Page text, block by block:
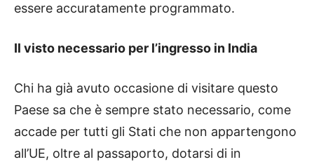
essere accuratamente programmato.
Il visto necessario per l’ingresso in India
Chi ha già avuto occasione di visitare questo
Paese sa che è sempre stato necessario, come
accade per tutti gli Stati che non appartengono
all’UE, oltre al passaporto, dotarsi di in